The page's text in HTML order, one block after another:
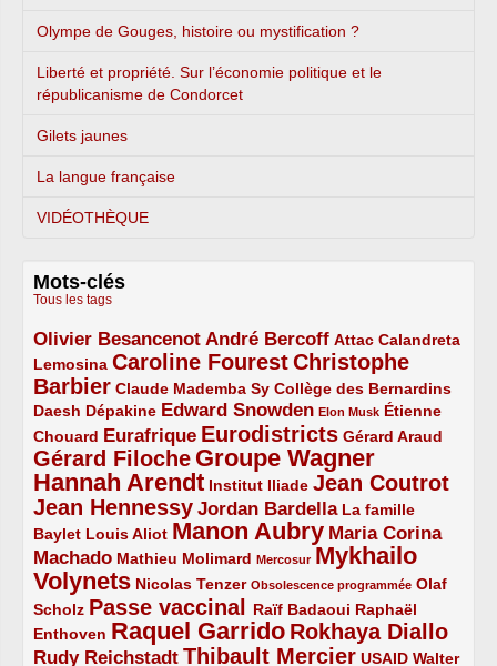
Olympe de Gouges, histoire ou mystification ?
Liberté et propriété. Sur l’économie politique et le
républicanisme de Condorcet
Gilets jaunes
La langue française
VIDÉOTHÈQUE
Mots-clés
Tous les tags
Olivier Besancenot
3/5 André Bercoff
3/5 Attac
2/5
Calandreta
Lemosina
2/5 Caroline Fourest
4/5
Christophe
Barbier
4/5 Claude Mademba Sy
2/5 Collège des Bernardins
2/5
Daesh
2/5 Dépakine
2/5 Edward Snowden
3/5 Elon Musk
1/5
Étienne
Chouard
2/5 Eurafrique
3/5 Eurodistricts
4/5 Gérard Araud
2/5
Gérard Filoche
4/5 Groupe Wagner
5/5
Hannah Arendt
5/5 Institut Iliade
2/5 Jean Coutrot
4/5
Jean Hennessy
4/5 Jordan Bardella
3/5
La famille
Baylet
2/5 Louis Aliot
2/5 Manon Aubry
5/5
Maria Corina
Machado
3/5 Mathieu Molimard
2/5 Mercosur
1/5
Mykhailo
Volynets
5/5 Nicolas Tenzer
2/5 Obsolescence programmée
1/5
Olaf
Scholz
2/5 Passe vaccinal
4/5 Raïf Badaoui
2/5
Raphaël
Enthoven
2/5 Raquel Garrido
5/5 Rokhaya Diallo
4/5
Rudy Reichstadt
3/5 Thibault Mercier
4/5 USAID
2/5 Walter